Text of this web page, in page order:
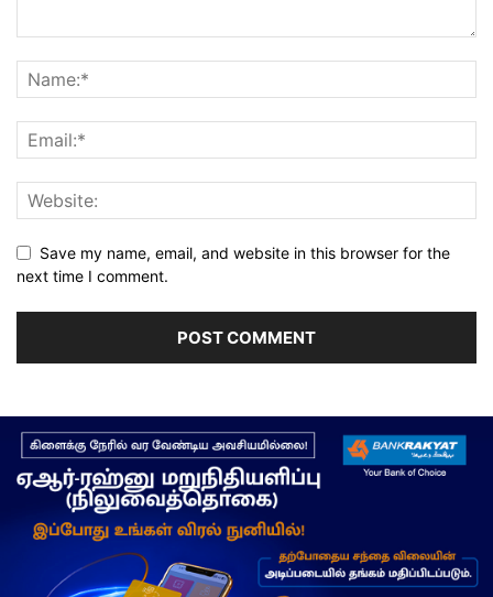
Save my name, email, and website in this browser for the
next time I comment.